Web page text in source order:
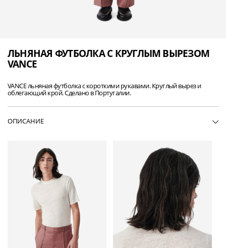
ЛЬНЯНАЯ ФУТБОЛКА С КРУГЛЫМ ВЫРЕЗОМ
VANCE
VANCE льняная футболка с короткими рукавами. Круглый вырез и
облегающий крой. Сделано в Португалии.
ОПИСАНИЕ
• Льняная футболка с круглым вырезом
• Короткие рукава
• Облегающий крой
• Основной материал: 100% лен
• Сделано в Португалии